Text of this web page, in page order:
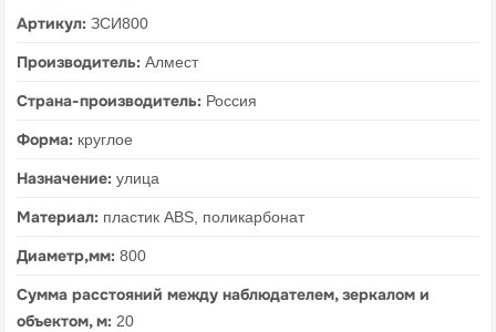
Артикул: ЗСИ800
Производитель: Алмест
Страна-производитель: Россия
Форма: круглое
Назначение: улица
Материал: пластик ABS, поликарбонат
Диаметр,мм: 800
Сумма расстояний между наблюдателем, зеркалом и
объектом, м: 20